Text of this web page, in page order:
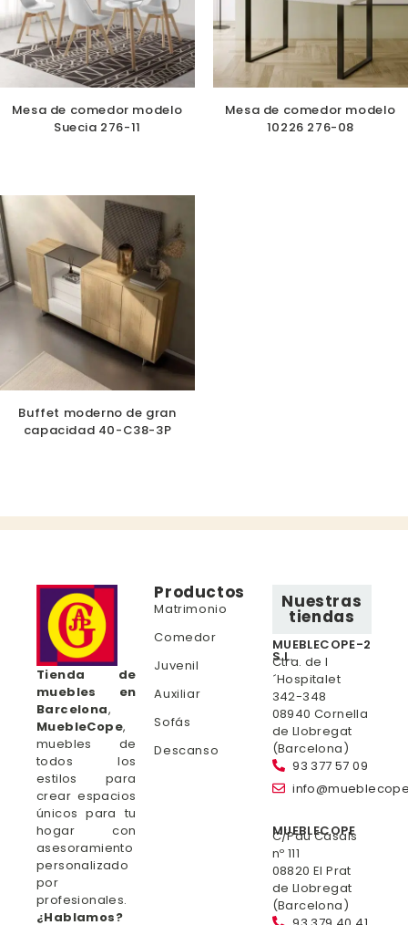
Mesa de comedor modelo
Suecia 276-11
Mesa de comedor modelo
10226 276-08
Buffet moderno de gran
capacidad 40-C38-3P
Tienda de
muebles en
Barcelona,
MuebleCope,
muebles de
todos los
estilos para
crear espacios
únicos para tu
hogar con
asesoramiento
personalizado
por
profesionales.
¿Hablamos?
Productos
Matrimonio
Comedor
Juvenil
Auxiliar
Sofás
Descanso
Nuestras
tiendas
MUEBLECOPE-2
S.L.
Ctra. de l
´Hospitalet
342-348
08940 Cornella
de Llobregat
(Barcelona)
93 377 57 09
MUEBLECOPE
C/Pau Casals
nº 111
08820 El Prat
de Llobregat
(Barcelona)